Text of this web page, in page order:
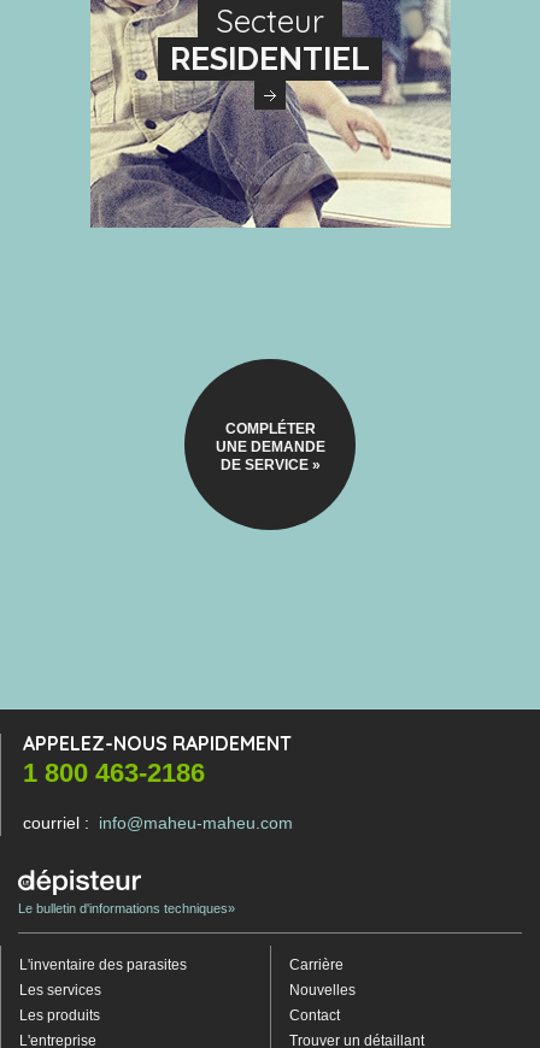
Secteur
RESIDENTIEL
COMPLÉTER
UNE DEMANDE
DE SERVICE »
L'inventaire des parasites
Les services
Les produits
L'entreprise
Carrière
Nouvelles
Contact
Trouver un détaillant
Le bulletin d'informations techniques»
APPELEZ-NOUS RAPIDEMENT
1 800 463-2186
courriel : info@maheu-maheu.com